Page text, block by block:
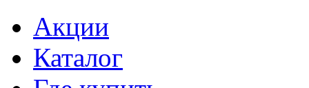
Акции
Каталог